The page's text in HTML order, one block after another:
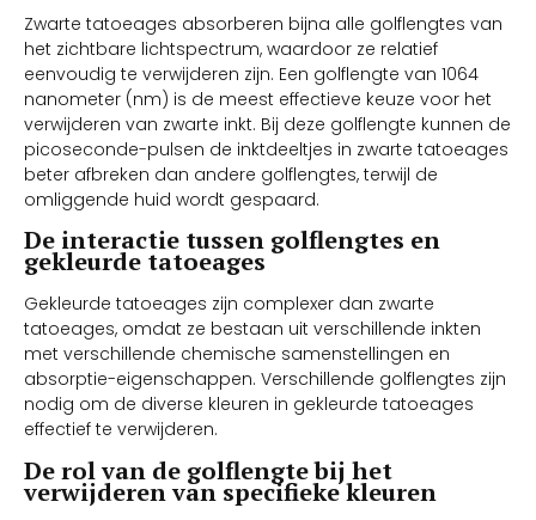
Zwarte tatoeages absorberen bijna alle golflengtes van
het zichtbare lichtspectrum, waardoor ze relatief
eenvoudig te verwijderen zijn. Een golflengte van 1064
nanometer (nm) is de meest effectieve keuze voor het
verwijderen van zwarte inkt. Bij deze golflengte kunnen de
picoseconde-pulsen de inktdeeltjes in zwarte tatoeages
beter afbreken dan andere golflengtes, terwijl de
omliggende huid wordt gespaard.
De interactie tussen golflengtes en
gekleurde tatoeages
Gekleurde tatoeages zijn complexer dan zwarte
tatoeages, omdat ze bestaan uit verschillende inkten
met verschillende chemische samenstellingen en
absorptie-eigenschappen. Verschillende golflengtes zijn
nodig om de diverse kleuren in gekleurde tatoeages
effectief te verwijderen.
De rol van de golflengte bij het
verwijderen van specifieke kleuren